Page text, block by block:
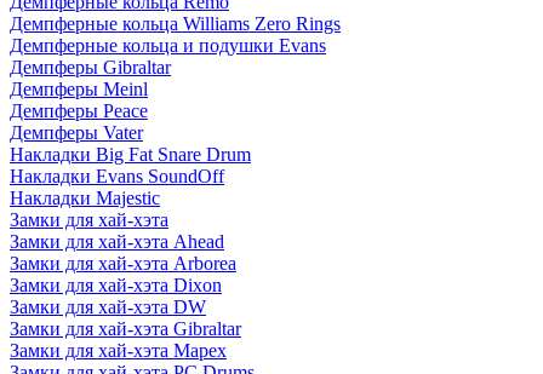
Демпферные кольца Williams Zero Rings
Демпферные кольца и подушки Evans
Демпферы Gibraltar
Демпферы Meinl
Демпферы Peace
Демпферы Vater
Накладки Big Fat Snare Drum
Накладки Evans SoundOff
Накладки Majestic
Замки для хай-хэта
Замки для хай-хэта Ahead
Замки для хай-хэта Arborea
Замки для хай-хэта Dixon
Замки для хай-хэта DW
Замки для хай-хэта Gibraltar
Замки для хай-хэта Mapex